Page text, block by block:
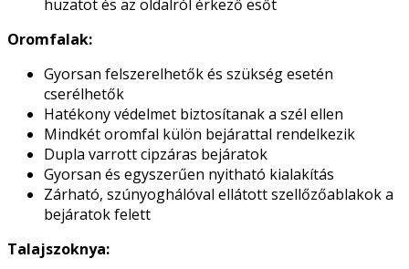
huzatot és az oldalról érkező esőt
Oromfalak:
Gyorsan felszerelhetők és szükség esetén
cserélhetők
Hatékony védelmet biztosítanak a szél ellen
Mindkét oromfal külön bejárattal rendelkezik
Dupla varrott cipzáras bejáratok
Gyorsan és egyszerűen nyitható kialakítás
Zárható, szúnyoghálóval ellátott szellőzőablakok a
bejáratok felett
Talajszoknya: